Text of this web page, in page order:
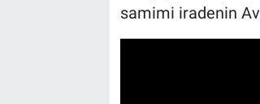
samimi iradenin